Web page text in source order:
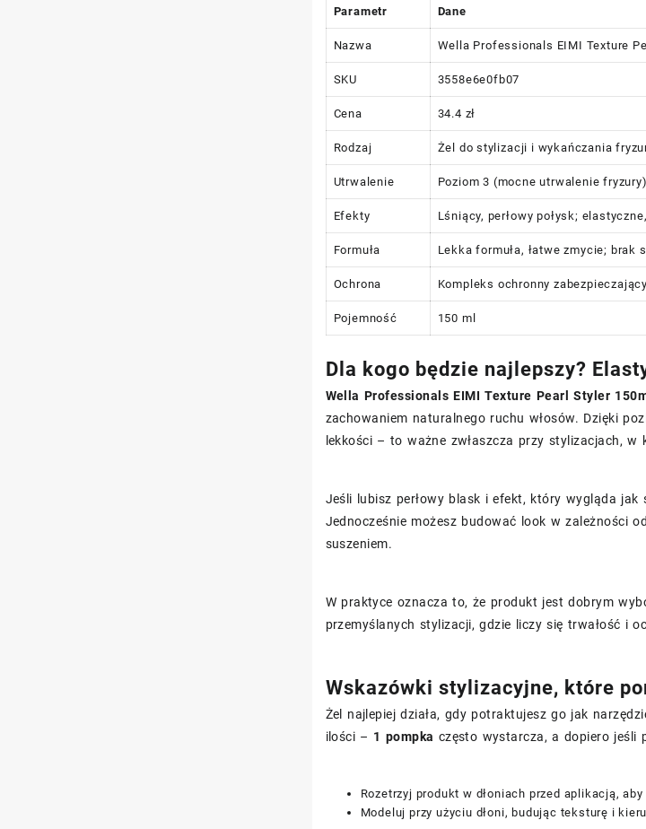
Parametr Dane
Nazwa Wella Professionals EIMI Texture
SKU 3558e6e0fb07
Cena 34.4 zł
Rodzaj Żel do stylizacji i wykańczania
Utrwalenie Poziom 3 (mocne utrwalenie fryzury)
Efekty Lśniący, perłowy połysk;
Formuła Lekka formuła, łatwe zmycie; brak
Ochrona Kompleks ochronny
Pojemność 150 ml
Dla kogo będzie najlepszy?
Wella Professionals EIMI Texture Pearl Styler
zachowaniem naturalnego ruchu włosów. Dzięki
lekkości – to ważne zwłaszcza przy stylizacjach, w
Jeśli lubisz perłowy blask i efekt, który wygląda jak
Jednocześnie możesz budować look w zależności
suszeniem.
W praktyce oznacza to, że produkt jest dobrym
przemyślanych stylizacji, gdzie liczy się trwałość i
Wskazówki stylizacyjne, które
Żel najlepiej działa, gdy potraktujesz go jak
ilości – 1 pompka często wystarcza, a dopiero jeśli
Rozetrzyj produkt w dłoniach przed aplikacją,
Modeluj przy użyciu dłoni, budując teksturę i